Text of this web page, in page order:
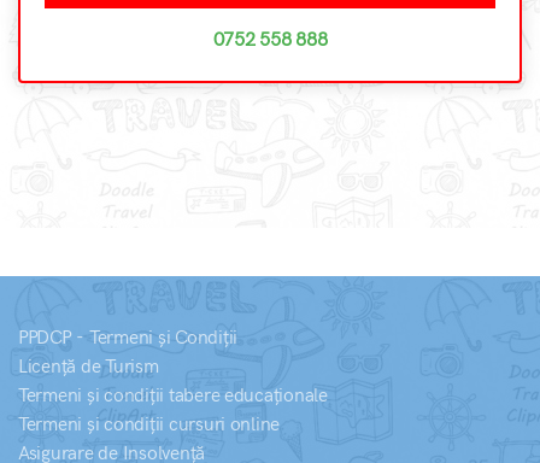
0752 558 888
PPDCP - Termeni și Condiții
Licență de Turism
Termeni și condiții tabere educaționale
Termeni și condiții cursuri online
Asigurare de Insolvență